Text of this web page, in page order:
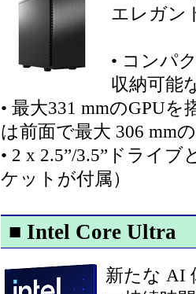
エレガン
• コンパ
収納可能
• 最大331 mmのGPU
は前面で最大 306 mm
• 2 x 2.5”/3.5”ドライ
ケットが付属）
■ Intel Core Ultra
新たな AI